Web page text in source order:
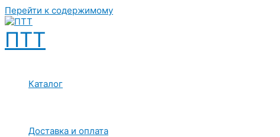
Перейти к содержимому
ПТТ
Каталог
Доставка и оплата